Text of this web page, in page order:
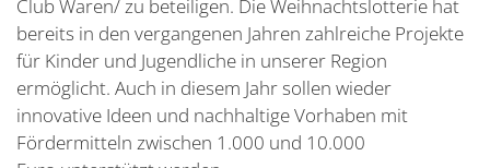
Club Waren/ zu beteiligen. Die Weihnachtslotterie hat
bereits in den vergangenen Jahren zahlreiche Projekte
für Kinder und Jugendliche in unserer Region
ermöglicht. Auch in diesem Jahr sollen wieder
innovative Ideen und nachhaltige Vorhaben mit
Fördermitteln zwischen 1.000 und 10.000